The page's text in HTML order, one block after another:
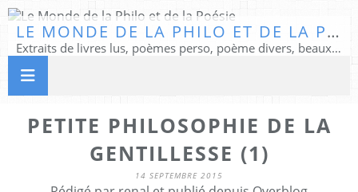
LE MONDE DE LA PHILO ET DE LA POÉSIE
Extraits de livres lus, poèmes perso, poème divers, beaux textes...
PETITE PHILOSOPHIE DE LA
GENTILLESSE (1)
14 SEPTEMBRE 2015